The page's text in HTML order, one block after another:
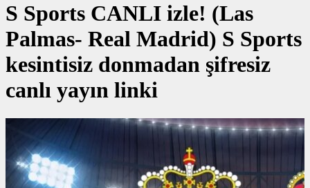
S Sports CANLI izle! (Las
Palmas- Real Madrid) S Sports
kesintisiz donmadan şifresiz
canlı yayın linki